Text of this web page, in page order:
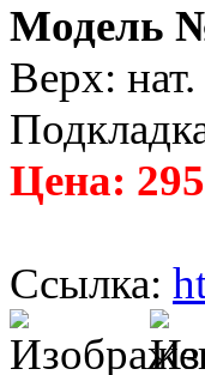
Модель
Верх:
Цена:
Ссылка: